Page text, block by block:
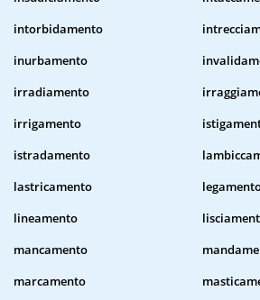
intorbidamento
inurbamento
irradiamento
irrigamento
istradamento
lastricamento
lineamento
mancamento
marcamento